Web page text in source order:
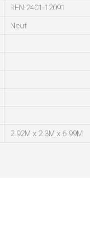
REN-2401-12091
Neuf
2.92M x 2.3M x 6.99M